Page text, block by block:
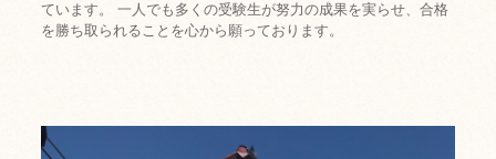
ています。 一人でも多くの受験生が努力の成果を実らせ、合格
を勝ち取られることを心から願っております。